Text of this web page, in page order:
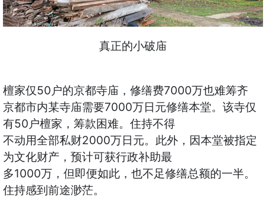
真正的小破庙
檀家仅50户的京都寺庙，修缮费7000万也难筹齐
京都市内某寺庙需要7000万日元修缮本堂。该寺仅
有50户檀家，筹款困难。住持不得
不动用全部私财2000万日元。此外，因本堂被指定
为文化财产，预计可获行政补助最
多1000万，但即便如此，也不足修缮总额的一半。
住持感到前途渺茫。